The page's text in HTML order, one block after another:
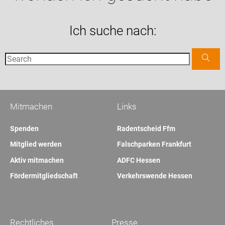
Ich suche nach:
Links
Radentscheid Ffm
Falschparken Frankfurt
ADFC Hessen
Verkehrswende Hessen
Mitmachen
Spenden
Mitglied werden
Aktiv mitmachen
Fördermitgliedschaft
Presse
Rechtliches